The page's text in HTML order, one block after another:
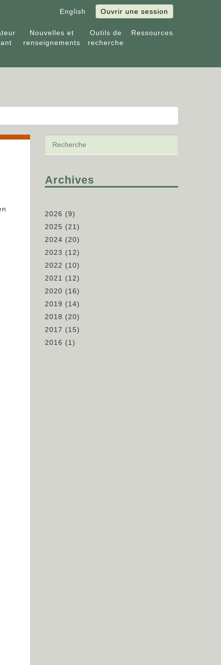
English Ouvrir une session
Nouvelles et
renseignements
Outils de
recherche
Ressources
Archives
2026 (9)
2025 (21)
2024 (20)
2023 (12)
2022 (10)
2021 (12)
2020 (16)
2019 (14)
2018 (20)
2017 (15)
2016 (1)